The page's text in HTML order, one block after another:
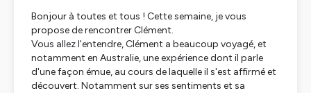
Bonjour à toutes et tous ! Cette semaine, je vous
propose de rencontrer Clément.
Vous allez l'entendre, Clément a beaucoup voyagé, et
notamment en Australie, une expérience dont il parle
d'une façon émue, au cours de laquelle il s'est affirmé et
découvert. Notamment sur ses sentiments et sa